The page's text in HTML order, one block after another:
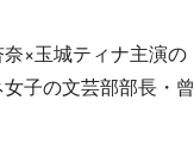
×玉城ティナ主演
子の文芸部部長・